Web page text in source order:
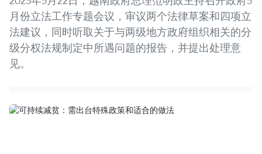
月份立法工作专题会议，审议两个法律草案和四项立
法建议，同时听取关于与两级地方政府组织相关的分
级分权法规制定中所遇问题的报告，并提出处理意
见。